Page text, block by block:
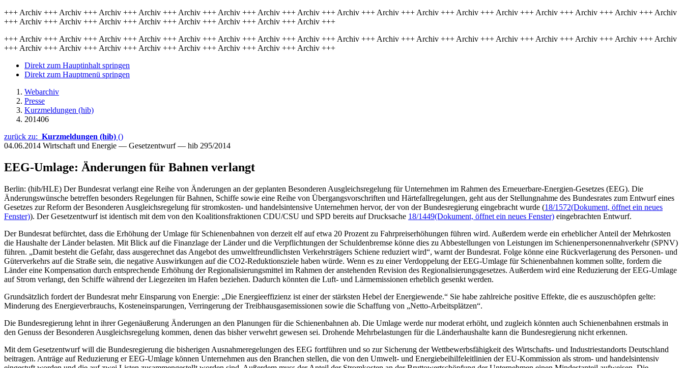
+++ Archiv +++ Archiv +++ Archiv +++ Archiv +++ Archiv +++ Archiv +++ Archiv +++ Archiv +++ Archiv +++ Archiv +++ Archiv +++ Archiv +++ Archiv +++ Archiv +++ Archiv +++ Archiv +++ Archiv
+++ Archiv +++ Archiv +++ Archiv +++ Archiv +++ Archiv +++ Archiv +++ Archiv +++ Archiv +++
+++ Archiv +++ Archiv +++ Archiv +++ Archiv +++ Archiv +++ Archiv +++ Archiv +++ Archiv +++ Archiv +++ Archiv +++ Archiv +++ Archiv +++ Archiv +++ Archiv +++ Archiv +++ Archiv +++ Archiv
+++ Archiv +++ Archiv +++ Archiv +++ Archiv +++ Archiv +++ Archiv +++ Archiv +++ Archiv +++
Direkt zum Hauptinhalt springen
Direkt zum Hauptmenü springen
Webarchiv
Presse
Kurzmeldungen (hib)
201406
zurück zu: Kurzmeldungen (hib) ()
04.06.2014 Wirtschaft und Energie — Gesetzentwurf — hib 295/2014
EEG-Umlage: Änderungen für Bahnen verlangt
Berlin: (hib/HLE) Der Bundesrat verlangt eine Reihe von Änderungen an der geplanten Besonderen Ausgleichsregelung für Unternehmen im Rahmen des Erneuerbare-Energien-Gesetzes (EEG). Die
Änderungswünsche betreffen besonders Regelungen für Bahnen, Schiffe sowie eine Reihe von Übergangsvorschriften und Härtefallregelungen, geht aus der Stellungnahme des Bundesrates zum Entwurf eines
Gesetzes zur Reform der Besonderen Ausgleichsregelung für stromkosten- und handelsintensive Unternehmen hervor, der von der Bundesregierung eingebracht wurde (18/1572(Dokument, öffnet ein neues
Fenster)). Der Gesetzentwurf ist identisch mit dem von den Koalitionsfraktionen CDU/CSU und SPD bereits auf Drucksache 18/1449(Dokument, öffnet ein neues Fenster) eingebrachten Entwurf.
Der Bundesrat befürchtet, dass die Erhöhung der Umlage für Schienenbahnen von derzeit elf auf etwa 20 Prozent zu Fahrpreiserhöhungen führen wird. Außerdem werde ein erheblicher Anteil der Mehrkosten
die Haushalte der Länder belasten. Mit Blick auf die Finanzlage der Länder und die Verpflichtungen der Schuldenbremse könne dies zu Abbestellungen von Leistungen im Schienenpersonennahverkehr (SPNV)
führen. „Damit besteht die Gefahr, dass ausgerechnet das Angebot des umweltfreundlichsten Verkehrsträgers Schiene reduziert wird“, warnt der Bundesrat. Folge könne eine Rückverlagerung des Personen- und
Güterverkehrs auf die Straße sein, die negative Auswirkungen auf die CO2-Reduktionsziele haben würde. Wenn es zu einer Verdoppelung der EEG-Umlage für Schienenbahnen kommen sollte, fordern die
Länder eine Kompensation durch entsprechende Erhöhung der Regionalisierungsmittel im Rahmen der anstehenden Revision des Regionalisierungsgesetzes. Außerdem wird eine Reduzierung der EEG-Umlage
auf Strom verlangt, den Schiffe während der Liegezeiten im Hafen beziehen. Dadurch könnten die Luft- und Lärmemissionen erheblich gesenkt werden.
Grundsätzlich fordert der Bundesrat mehr Einsparung von Energie: „Die Energieeffizienz ist einer der stärksten Hebel der Energiewende.“ Sie habe zahlreiche positive Effekte, die es auszuschöpfen gelte:
Minderung des Energieverbrauchs, Kosteneinsparungen, Verringerung der Treibhausgasemissionen sowie die Schaffung von „Netto-Arbeitsplätzen“.
Die Bundesregierung lehnt in ihrer Gegenäußerung Änderungen an den Planungen für die Schienenbahnen ab. Die Umlage werde nur moderat erhöht, und zugleich könnten auch Schienenbahnen erstmals in
den Genuss der Besonderen Ausgleichsregelung kommen, denen das bisher verwehrt gewesen sei. Drohende Mehrbelastungen für die Länderhaushalte kann die Bundesregierung nicht erkennen.
Mit dem Gesetzentwurf will die Bundesregierung die bisherigen Ausnahmeregelungen des EEG fortführen und so zur Sicherung der Wettbewerbsfähigkeit des Wirtschafts- und Industriestandorts Deutschland
beitragen. Anträge auf Reduzierung er EEG-Umlage können Unternehmen aus den Branchen stellen, die von den Umwelt- und Energiebeihilfeleitlinien der EU-Kommission als strom- und handelsintensiv